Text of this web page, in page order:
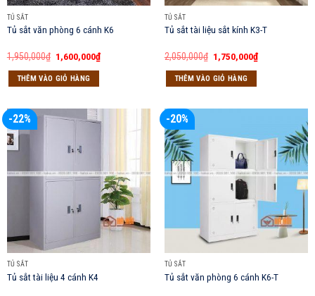
TỦ SẮT
Tủ sắt văn phòng 6 cánh K6
1,950,000₫ Giá
gốc
là:
1,950,000₫.
1,600,000₫Giá
hiện
THÊM VÀO GIỎ HÀNG
TỦ SẮT
Tủ sắt tài liệu sắt kính K3-T
2,050,000₫ Giá
gốc
là:
2,050,000₫.
1,750,000₫Giá
hiện
THÊM VÀO GIỎ HÀNG
-22%
TỦ SẮT
Tủ sắt tài liệu 4 cánh K4
-20%
TỦ SẮT
Tủ sắt văn phòng 6 cánh K6-T